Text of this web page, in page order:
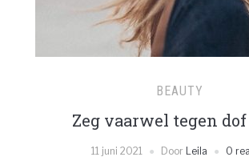
BEAUTY
Zeg vaarwel tegen
11 juni 2021 Door Leila 0